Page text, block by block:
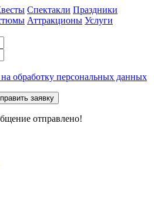
Спектакли Праздники
Аттракционы Услуги
на обработку персональных данных
заявку
отправлено!